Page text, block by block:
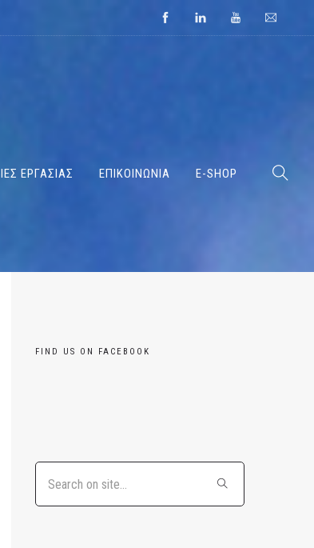
ΕΡΓΑΣΙΑΣ ΕΠΙΚΟΙΝΩΝΙΑ E-SHOP
FIND US ON FACEBOOK